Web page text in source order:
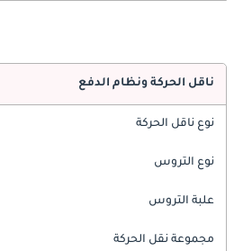
ناقل الحركة ونظام الدفع
نوع ناقل الحركة
نوع التروس
علبة التروس
مجموعة نقل الحركة